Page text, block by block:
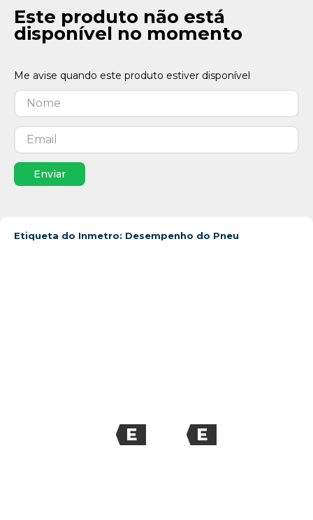
Este produto não está
disponível no momento
Enviar
Etiqueta do Inmetro: Desempenho do Pneu
E E